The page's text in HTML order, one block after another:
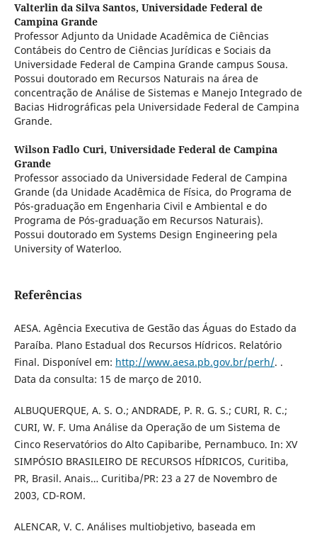
Valterlin da Silva Santos, Universidade Federal de
Campina Grande
Professor Adjunto da Unidade Acadêmica de Ciências
Contábeis do Centro de Ciências Jurídicas e Sociais da
Universidade Federal de Campina Grande campus Sousa.
Possui doutorado em Recursos Naturais na área de
concentração de Análise de Sistemas e Manejo Integrado de
Bacias Hidrográficas pela Universidade Federal de Campina
Grande.
Wilson Fadlo Curi, Universidade Federal de Campina
Grande
Professor associado da Universidade Federal de Campina
Grande (da Unidade Acadêmica de Física, do Programa de
Pós-graduação em Engenharia Civil e Ambiental e do
Programa de Pós-graduação em Recursos Naturais).
Possui doutorado em Systems Design Engineering pela
University of Waterloo.
Referências
AESA. Agência Executiva de Gestão das Águas do Estado da
Paraíba. Plano Estadual dos Recursos Hídricos. Relatório
Final. Disponível em: http://www.aesa.pb.gov.br/perh/. .
Data da consulta: 15 de março de 2010.
ALBUQUERQUE, A. S. O.; ANDRADE, P. R. G. S.; CURI, R. C.;
CURI, W. F. Uma Análise da Operação de um Sistema de
Cinco Reservatórios do Alto Capibaribe, Pernambuco. In: XV
SIMPÓSIO BRASILEIRO DE RECURSOS HÍDRICOS, Curitiba,
PR, Brasil. Anais… Curitiba/PR: 23 a 27 de Novembro de
2003, CD-ROM.
ALENCAR, V. C. Análises multiobjetivo, baseada em